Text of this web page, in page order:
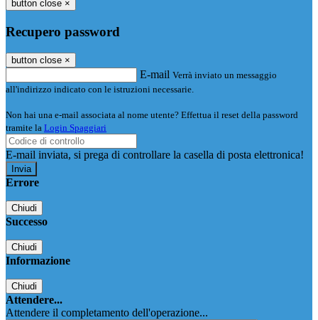
button close ×
Recupero password
button close ×
E-mail Verrà inviato un messaggio
all'indirizzo indicato con le istruzioni necessarie.
Non hai una e-mail associata al nome utente? Effettua il reset della password
tramite la Login Spaggiari
E-mail inviata, si prega di controllare la casella di posta elettronica!
Errore
Chiudi
Successo
Chiudi
Informazione
Chiudi
Attendere...
Attendere il completamento dell'operazione...